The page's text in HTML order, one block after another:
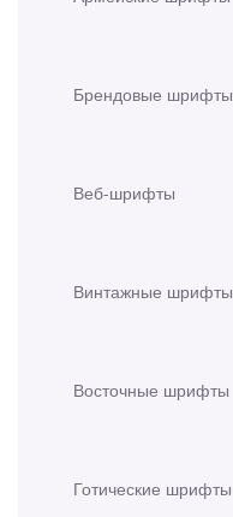
Брендовые шрифты
Веб-шрифты
Винтажные шрифты
Восточные шрифты
Готические шрифты